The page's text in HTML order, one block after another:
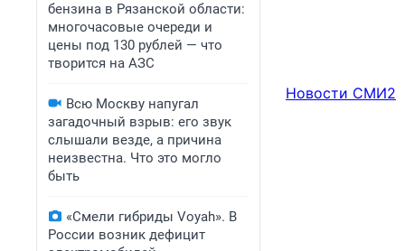
бензина в Рязанской области:
многочасовые очереди и
цены под 130 рублей — что
творится на АЗС
Всю Москву напугал
загадочный взрыв: его звук
слышали везде, а причина
неизвестна. Что это могло
быть
«Смели гибриды Voyah». В
России возник дефицит
Новости СМИ2